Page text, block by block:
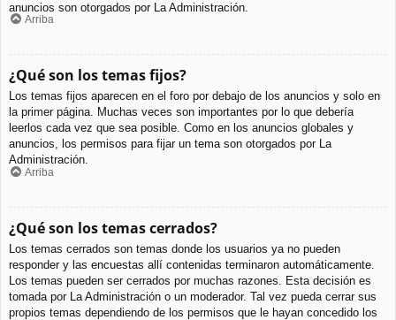
anuncios son otorgados por La Administración.
Arriba
¿Qué son los temas fijos?
Los temas fijos aparecen en el foro por debajo de los anuncios y solo en
la primer página. Muchas veces son importantes por lo que debería
leerlos cada vez que sea posible. Como en los anuncios globales y
anuncios, los permisos para fijar un tema son otorgados por La
Administración.
Arriba
¿Qué son los temas cerrados?
Los temas cerrados son temas donde los usuarios ya no pueden
responder y las encuestas allí contenidas terminaron automáticamente.
Los temas pueden ser cerrados por muchas razones. Esta decisión es
tomada por La Administración o un moderador. Tal vez pueda cerrar sus
propios temas dependiendo de los permisos que le hayan concedido los